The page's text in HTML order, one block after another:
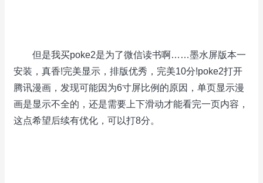
但是我买poke2是为了微信读书啊……墨水屏版本一
安装，真香!完美显示，排版优秀，完美10分!poke2打开
腾讯漫画，发现可能因为6寸屏比例的原因，单页显示漫
画是显示不全的，还是需要上下滑动才能看完一页内容，
这点希望后续有优化，可以打8分。